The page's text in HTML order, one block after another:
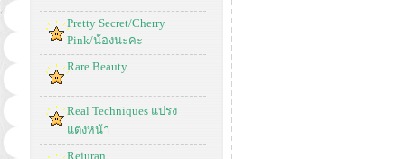
Pretty Secret/Cherry
Pink/น้องนะคะ
Rare Beauty
Real Techniques แปรง
แต่งหน้า
Rejuran